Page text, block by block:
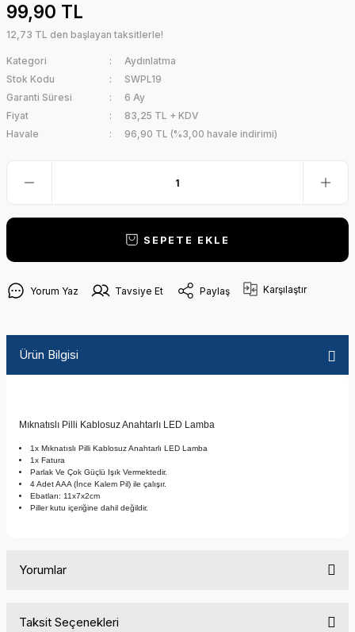
99,90 TL
12,73 TL den başlayan taksitlerle!
Kategori
Aydınlatma
Stok Kodu
SWPL19
Garanti Süresi
6 Ay
Fiyat
83,25 TL + KDV
Havale
96,90 TL (%3,00 havale indirimi)
SEPETE EKLE
Yorum Yaz Tavsiye Et Paylaş Karşılaştır
Ürün Bilgisi
Mıknatıslı Pilli Kablosuz Anahtarlı LED Lamba
1x Mıknatıslı Pilli Kablosuz Anahtarlı LED Lamba
1x Fatura
Parlak Ve Çok Güçlü Işık Vermektedir.
4 Adet AAA (İnce Kalem Pil) ile çalışır.
Ebatları: 11x7x2cm
Piller kutu içeriğine dahil değildir.
Yorumlar
Taksit Seçenekleri